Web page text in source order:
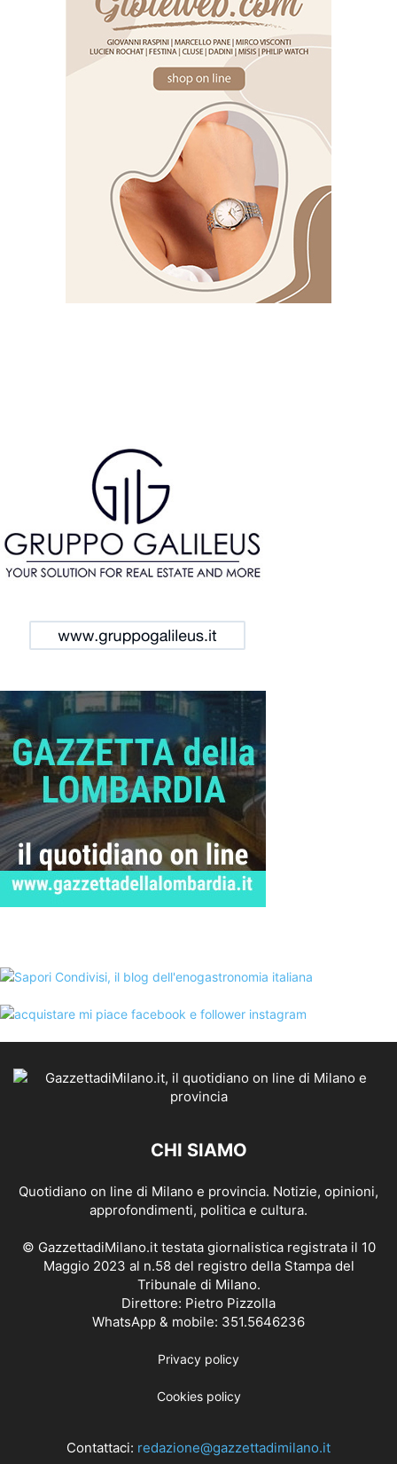
CHI SIAMO
Quotidiano on line di Milano e provincia. Notizie, opinioni,
approfondimenti, politica e cultura.
© GazzettadiMilano.it testata giornalistica registrata il 10
Maggio 2023 al n.58 del registro della Stampa del
Tribunale di Milano.
Direttore: Pietro Pizzolla
WhatsApp & mobile: 351.5646236
Privacy policy
Cookies policy
Contattaci: redazione@gazzettadimilano.it